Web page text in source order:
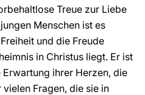
Treue zur Liebe
Menschen ist es
und die Freude
in Christus liegt. Er ist
ihrer Herzen, die
Fragen, die sie in